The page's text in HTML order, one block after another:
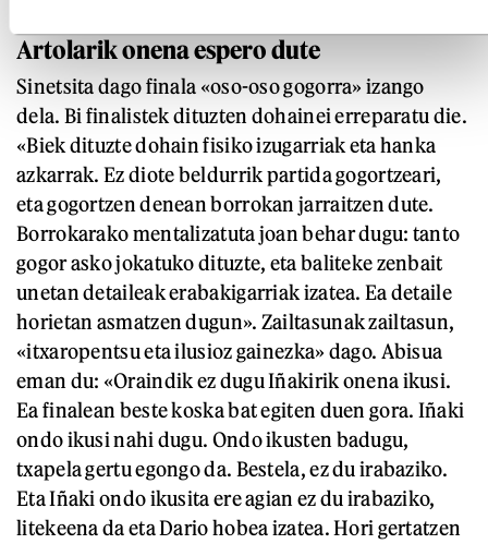
Artolarik onena espero dute
Sinetsita dago finala «oso-oso gogorra» izango
dela. Bi finalistek dituzten dohainei erreparatu die.
«Biek dituzte dohain fisiko izugarriak eta hanka
azkarrak. Ez diote beldurrik partida gogortzeari,
eta gogortzen denean borrokan jarraitzen dute.
Borrokarako mentalizatuta joan behar dugu: tanto
gogor asko jokatuko dituzte, eta baliteke zenbait
unetan detaileak erabakigarriak izatea. Ea detaile
horietan asmatzen dugun». Zailtasunak zailtasun,
«itxaropentsu eta ilusioz gainezka» dago. Abisua
eman du: «Oraindik ez dugu Iñakirik onena ikusi.
Ea finalean beste koska bat egiten duen gora. Iñaki
ondo ikusi nahi dugu. Ondo ikusten badugu,
txapela gertu egongo da. Bestela, ez du irabaziko.
Eta Iñaki ondo ikusita ere agian ez du irabaziko,
litekeena da eta Dario hobea izatea. Hori gertatzen